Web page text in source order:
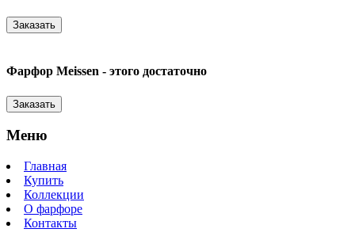
Заказать
Фарфор Meissen - этого достаточно
Заказать
Меню
Главная
Купить
Коллекции
О фарфоре
Контакты